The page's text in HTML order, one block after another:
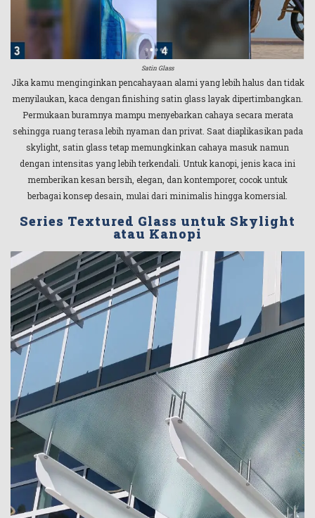
Satin Glass
Jika kamu menginginkan pencahayaan alami yang lebih halus dan tidak
menyilaukan, kaca dengan finishing satin glass layak dipertimbangkan.
Permukaan buramnya mampu menyebarkan cahaya secara merata
sehingga ruang terasa lebih nyaman dan privat. Saat diaplikasikan pada
skylight, satin glass tetap memungkinkan cahaya masuk namun
dengan intensitas yang lebih terkendali. Untuk kanopi, jenis kaca ini
memberikan kesan bersih, elegan, dan kontemporer, cocok untuk
berbagai konsep desain, mulai dari minimalis hingga komersial.
Series Textured Glass untuk Skylight
atau Kanopi